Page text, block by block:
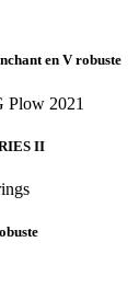
en V robuste
II